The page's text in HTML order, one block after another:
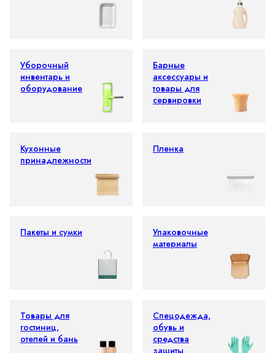
Уборочный
инвентарь и
оборудование
Барные
аксессуары и
товары для
сервировки
Кухонные
принадлежности
Пленка
Пакеты и сумки
Упаковочные
материалы
Товары для
гостиниц,
отелей и бань
Спецодежда,
обувь и
средства
защиты